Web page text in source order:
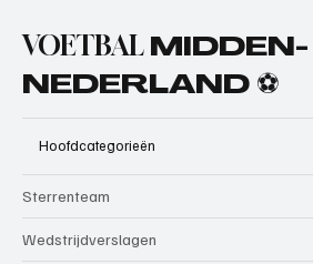
VOETBAL MIDDEN-
NEDERLAND ⚽
Hoofdcategorieën
Sterrenteam
Wedstrijdverslagen